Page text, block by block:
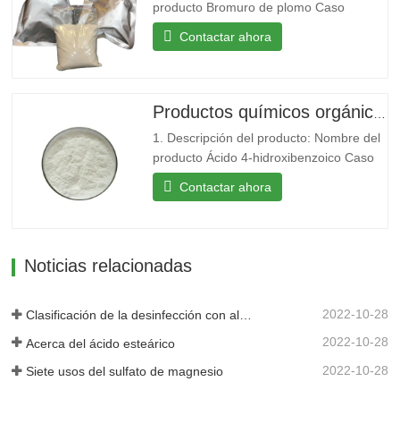
producto Bromuro de plomo Caso
10031-22-8 Mf Br2Pb Mw 367.01
EINECS 233-084-4 Punto de fusión
25 °C(lit.) Solubilidad en agua...
Contactar ahora
1. Descripción del producto: Nombre del
producto Ácido 4-hidroxibenzoico Caso
99-96-7 Mf C7H6O3 Mw 138.12 EINECS
202-804-9 Punto de fusión 213-217 °C
Contactar ahora
Noticias relacionadas
Clasificación de la desinfección con alcohol. 2022-10-28
Acerca del ácido esteárico 2022-10-28
Siete usos del sulfato de magnesio 2022-10-28